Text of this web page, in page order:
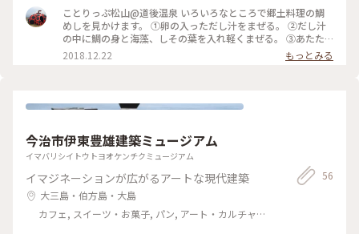
ちそう #道後温泉 #ランチ
ことりっぷ松山@道後温泉 いろいろなところで郷土料理の鯛
めしを見かけます。 ①卵の入っただし汁をまぜる。 ②だし汁
の中に鯛の身と海藻、しその葉を入れ軽くまぜる。 ③あたた
かいご飯をお茶碗に盛る。 ④ご飯の上に鯛の身、海藻などを
のせ、だし汁を好みの量かける。 ・・美味しくいただきまし
2018.12.22 もっとみる
今治市伊東豊雄建築ミュージアム
イマバリシイトウトヨオケンチクミュージアム
イマジネーションが広がるアートな現代建築
大三島・伯方島・大島
カフェ, スイーツ・お菓子, パン, アート・カルチャー,
56